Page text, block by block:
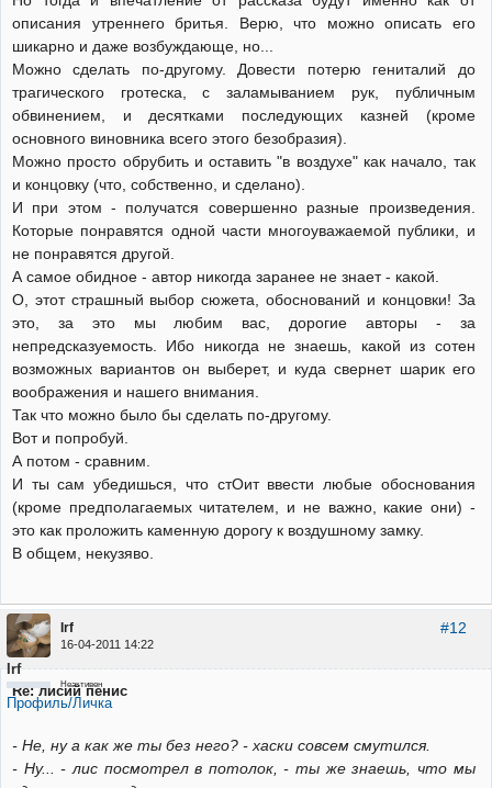
описания утреннего бритья. Верю, что можно описать его
шикарно и даже возбуждающе, но...
Можно сделать по-другому. Довести потерю гениталий до
трагического гротеска, с заламыванием рук, публичным
обвинением, и десятками последующих казней (кроме
основного виновника всего этого безобразия).
Можно просто обрубить и оставить "в воздухе" как начало, так
и концовку (что, собственно, и сделано).
И при этом - получатся совершенно разные произведения.
Которые понравятся одной части многоуважаемой публики, и
не понравятся другой.
А самое обидное - автор никогда заранее не знает - какой.
О, этот страшный выбор сюжета, обоснований и концовки! За
это, за это мы любим вас, дорогие авторы - за
непредсказуемость. Ибо никогда не знаешь, какой из сотен
возможных вариантов он выберет, и куда свернет шарик его
воображения и нашего внимания.
Так что можно было бы сделать по-другому.
Вот и попробуй.
А потом - сравним.
И ты сам убедишься, что стОит ввести любые обоснования
(кроме предполагаемых читателем, и не важно, какие они) -
это как проложить каменную дорогу к воздушному замку.
В общем, некузяво.
#12
Irf
16-04-2011 14:22
Irf
Неактивен
Профиль/Личка
Re: лисий пенис
- Не, ну а как же ты без него? - хаски совсем смутился.
- Ну... - лис посмотрел в потолок, - ты же знаешь, что мы